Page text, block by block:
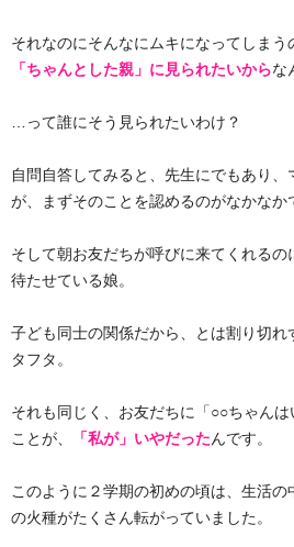
それなのにそんなにムキになってしまう
「ちゃんとした親」に見られたいからな
…って誰にそう見られたいわけ？
自問自答してみると、先生にでもあり
が、まずそのことを認めるのがなかなか
そして朝お友だちが呼びに来てくれる
待たせている娘。
子ども同士の関係だから、とは割り切れ
タフタ。
それも同じく、お友だちに「○○ちゃん
ことが、
「私が」いやだったんです。
このように２学期の初めの頃は、生活
の火種がたくさん転がっていました。